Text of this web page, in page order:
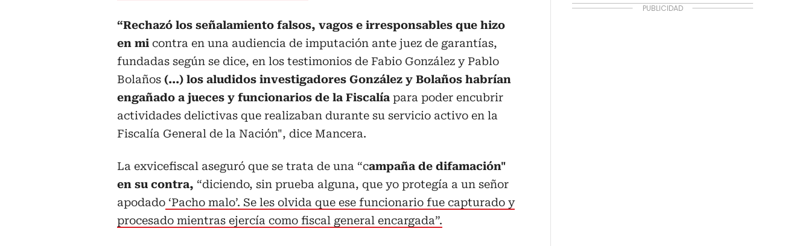
“Rechazó los señalamiento falsos, vagos e irresponsables que hizo
en mi contra en una audiencia de imputación ante juez de garantías,
fundadas según se dice, en los testimonios de Fabio González y Pablo
Bolaños (...) los aludidos investigadores González y Bolaños habrían
engañado a jueces y funcionarios de la Fiscalía para poder encubrir
actividades delictivas que realizaban durante su servicio activo en la
Fiscalía General de la Nación", dice Mancera.
La exvicefiscal aseguró que se trata de una “campaña de difamación"
en su contra, “diciendo, sin prueba alguna, que yo protegía a un señor
apodado ‘Pacho malo’. Se les olvida que ese funcionario fue capturado y
procesado mientras ejercía como fiscal general encargada”.